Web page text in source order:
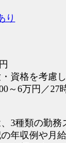
り
資格を考慮
～6万円／27
3種類の勤務
年収例や月